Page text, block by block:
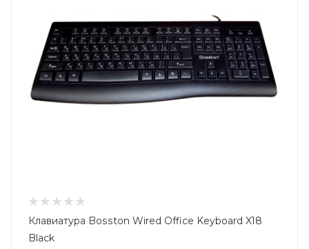
Клавиатура Bosston Wired Office Keyboard X18
Black